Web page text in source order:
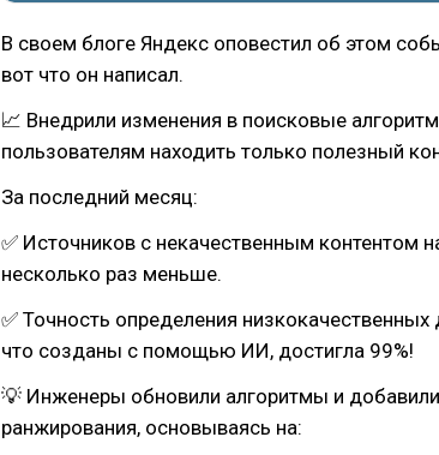
В своем блоге Яндекс оповестил об этом
вот что он написал.
📈 Внедрили изменения в поисковые
пользователям находить только полезный
За последний месяц:
✅ Источников с некачественным контентом
несколько раз меньше.
✅ Точность определения
что созданы с помощью ИИ, достигла 99%!
💡 Инженеры обновили алгоритмы и
ранжирования, основываясь на: